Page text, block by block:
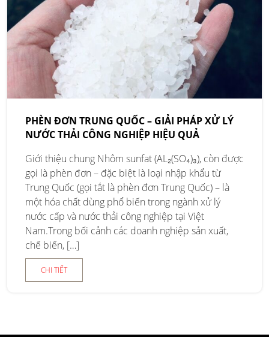
PHÈN ĐƠN TRUNG QUỐC – GIẢI PHÁP XỬ LÝ
NƯỚC THẢI CÔNG NGHIỆP HIỆU QUẢ
Giới thiệu chung Nhôm sunfat (AL₂(SO₄)₃), còn được
gọi là phèn đơn – đặc biệt là loại nhập khẩu từ
Trung Quốc (gọi tắt là phèn đơn Trung Quốc) – là
một hóa chất dùng phổ biến trong ngành xử lý
nước cấp và nước thải công nghiệp tại Việt
Nam.Trong bối cảnh các doanh nghiệp sản xuất,
chế biến, […]
CHI TIẾT